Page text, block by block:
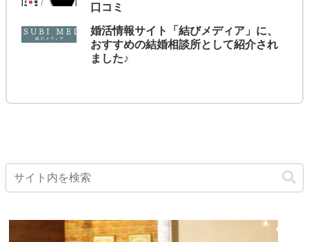
口コミ
婚活情報サイト「結びメディア」に、
おすすめの結婚相談所として紹介され
ました♪